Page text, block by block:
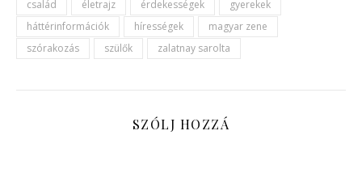
család életrajz érdekességek
gyerekek
háttérinformációk
hírességek
magyar zene
szórakozás
szülők zalatnay sarolta
SZÓLJ HOZZÁ